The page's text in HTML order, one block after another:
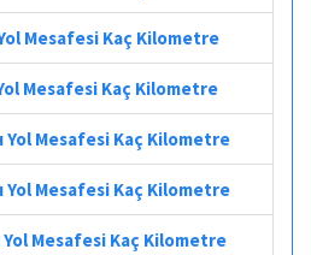
Mesafesi Kaç Kilometre
Mesafesi Kaç Kilometre
Yol Mesafesi Kaç Kilometre
Yol Mesafesi Kaç Kilometre
Yol Mesafesi Kaç Kilometre